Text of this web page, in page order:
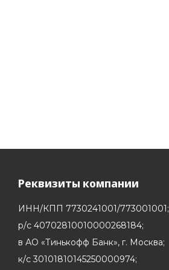
Реквизиты компании
ИНН/КПП 7730241001/773001001;
р/c 40702810010000268184;
в АО «Тинькофф Банк», г. Москва;
к/с 30101810145250000974;